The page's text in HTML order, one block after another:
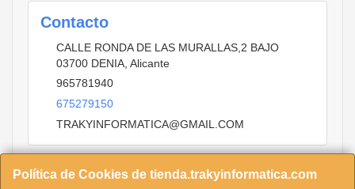
Política de Cookies de tienda.trakyinformatica.com
Contacto
CALLE RONDA DE LAS MURALLAS,2 BAJO
03700 DENIA Alicante
965781940
675279150
TRAKYINFORMATICA@GMAIL.COM
Horario